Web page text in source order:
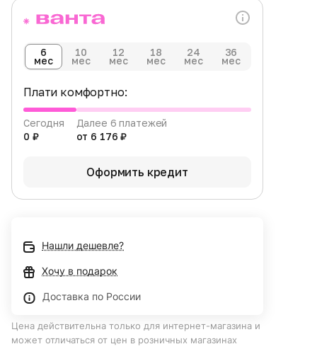
6
мес
10
мес
12
мес
18
мес
24
мес
36
мес
Плати комфортно:
Сегодня
0 ₽
Далее 6 платежей
от 6 176 ₽
Оформить кредит
Нашли дешевле?
Хочу в подарок
Доставка по России
Цена действительна только для интернет-магазина и
может отличаться от цен в розничных магазинах